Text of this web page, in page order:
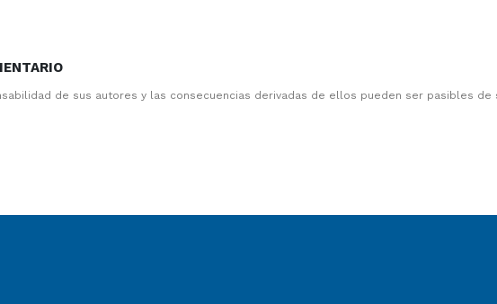
de sus autores y las consecuencias derivadas de ellos pueden ser pasibles de